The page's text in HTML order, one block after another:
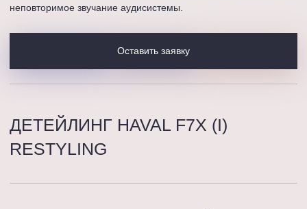
неповторимое звучание аудисистемы.
Оставить заявку
ДЕТЕЙЛИНГ HAVAL F7X (I)
RESTYLING